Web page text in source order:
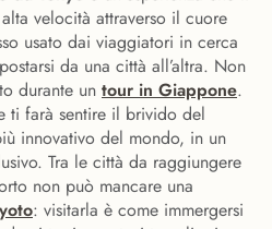
velocità attraverso il cuore
usato dai viaggiatori in cerca
da una città all’altra. Non
durante un tour in Giappone.
ti farà sentire il brivido del
innovativo del mondo, in un
Tra le città da raggiungere
non può mancare una
: visitarla è come immergersi